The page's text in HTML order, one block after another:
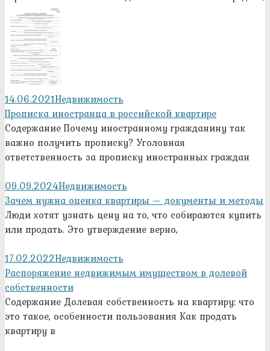
14.06.2021Недвижимость
Прописка иностранца в российской квартире
Содержание Почему иностранному гражданину так
важно получить прописку? Уголовная
ответственность за прописку иностранных граждан
09.09.2024Недвижимость
Зачем нужна оценка квартиры — документы и методы
Люди хотят узнать цену на то, что собираются купить
или продать. Это утверждение верно,
17.02.2022Недвижимость
Распоряжение недвижимым имуществом в долевой
собственности
Содержание Долевая собственность на квартиру: что
это такое, особенности пользования Как продать
квартиру в